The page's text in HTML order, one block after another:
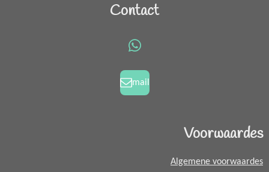
c
k
s
a
m
Contact
W
a
t
mail
Voorwaardes
Algemene voorwaardes